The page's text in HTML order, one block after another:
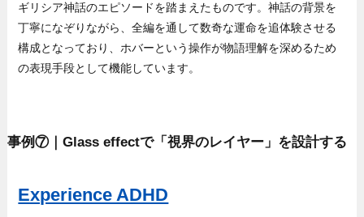
ギリシア神話のエピソードを踏まえたものです。神話の背景を
丁寧になぞりながら、全編を通して数奇な運命を追体験させる
構成となっており、ホバーという操作が物語理解を深めるため
の表現手段として機能しています。
事例⑦｜Glass effectで「視界のレイヤー」を設計する
Experience ADHD